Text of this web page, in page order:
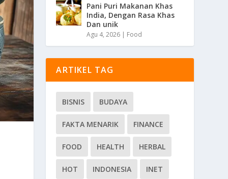
Pani Puri Makanan Khas
India, Dengan Rasa Khas
Dan unik
Agu 4, 2026 | Food
ARTIKEL TAG
BISNIS BUDAYA
FAKTA MENARIK FINANCE
FOOD HEALTH HERBAL
HOT INDONESIA INET